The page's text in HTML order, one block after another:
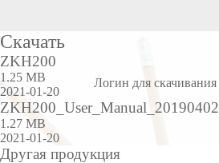
Скачать
ZKH200
1.25 MB
2021-01-20
Логин для скачивания
ZKH200_User_Manual_20190402
1.27 MB
2021-01-20
Другая продукция